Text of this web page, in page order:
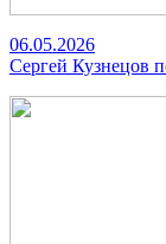
06.05.2026
Сергей Кузнецов